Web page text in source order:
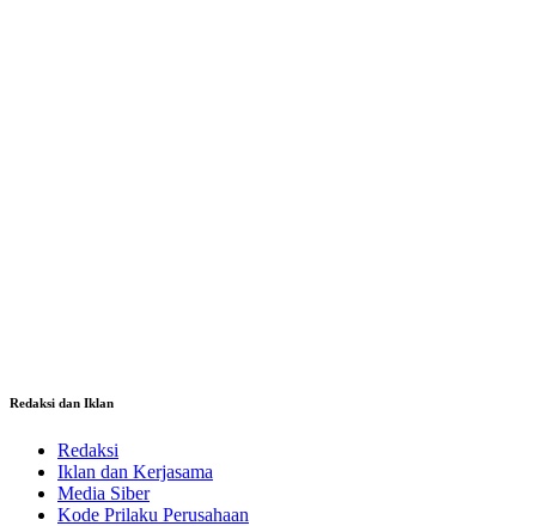
Redaksi dan Iklan
Redaksi
Iklan dan Kerjasama
Media Siber
Kode Prilaku Perusahaan